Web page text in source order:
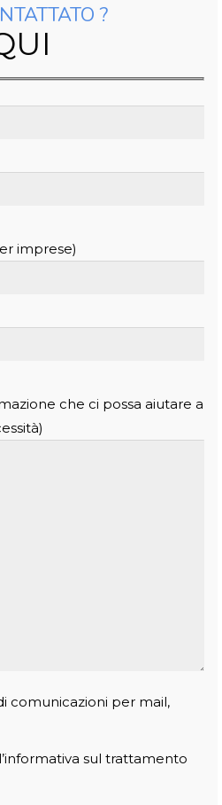
?
imprese)
che ci possa aiutare a
comunicazioni per mail,
sul trattamento